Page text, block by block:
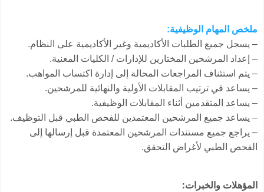
ملخص المهام الوظيفية:
– يسجل جميع الطلبات الأكاديمية وغير الأكاديمية على النظام.
– إعداد المرشحين المختارين للإدارات / الكليات المعنية.
– يتم استئناف المراجعات المحالة إلى إدارة اكتساب المواهب.
– يساعد في ترتيب المقابلات الأولية والنهائية للمرشحين.
– يساعد المتقدمين أثناء المقابلات الوظيفية.
– يساعد جميع المرشحين المعتمدين للفحص الطبي قبل التوظيف.
– يراجع جميع مستندات المرشحين المعتمدة قبل إرسالها إلى
الفحص الطبي لأغراض التحقق.
المؤهلات والخبرات: